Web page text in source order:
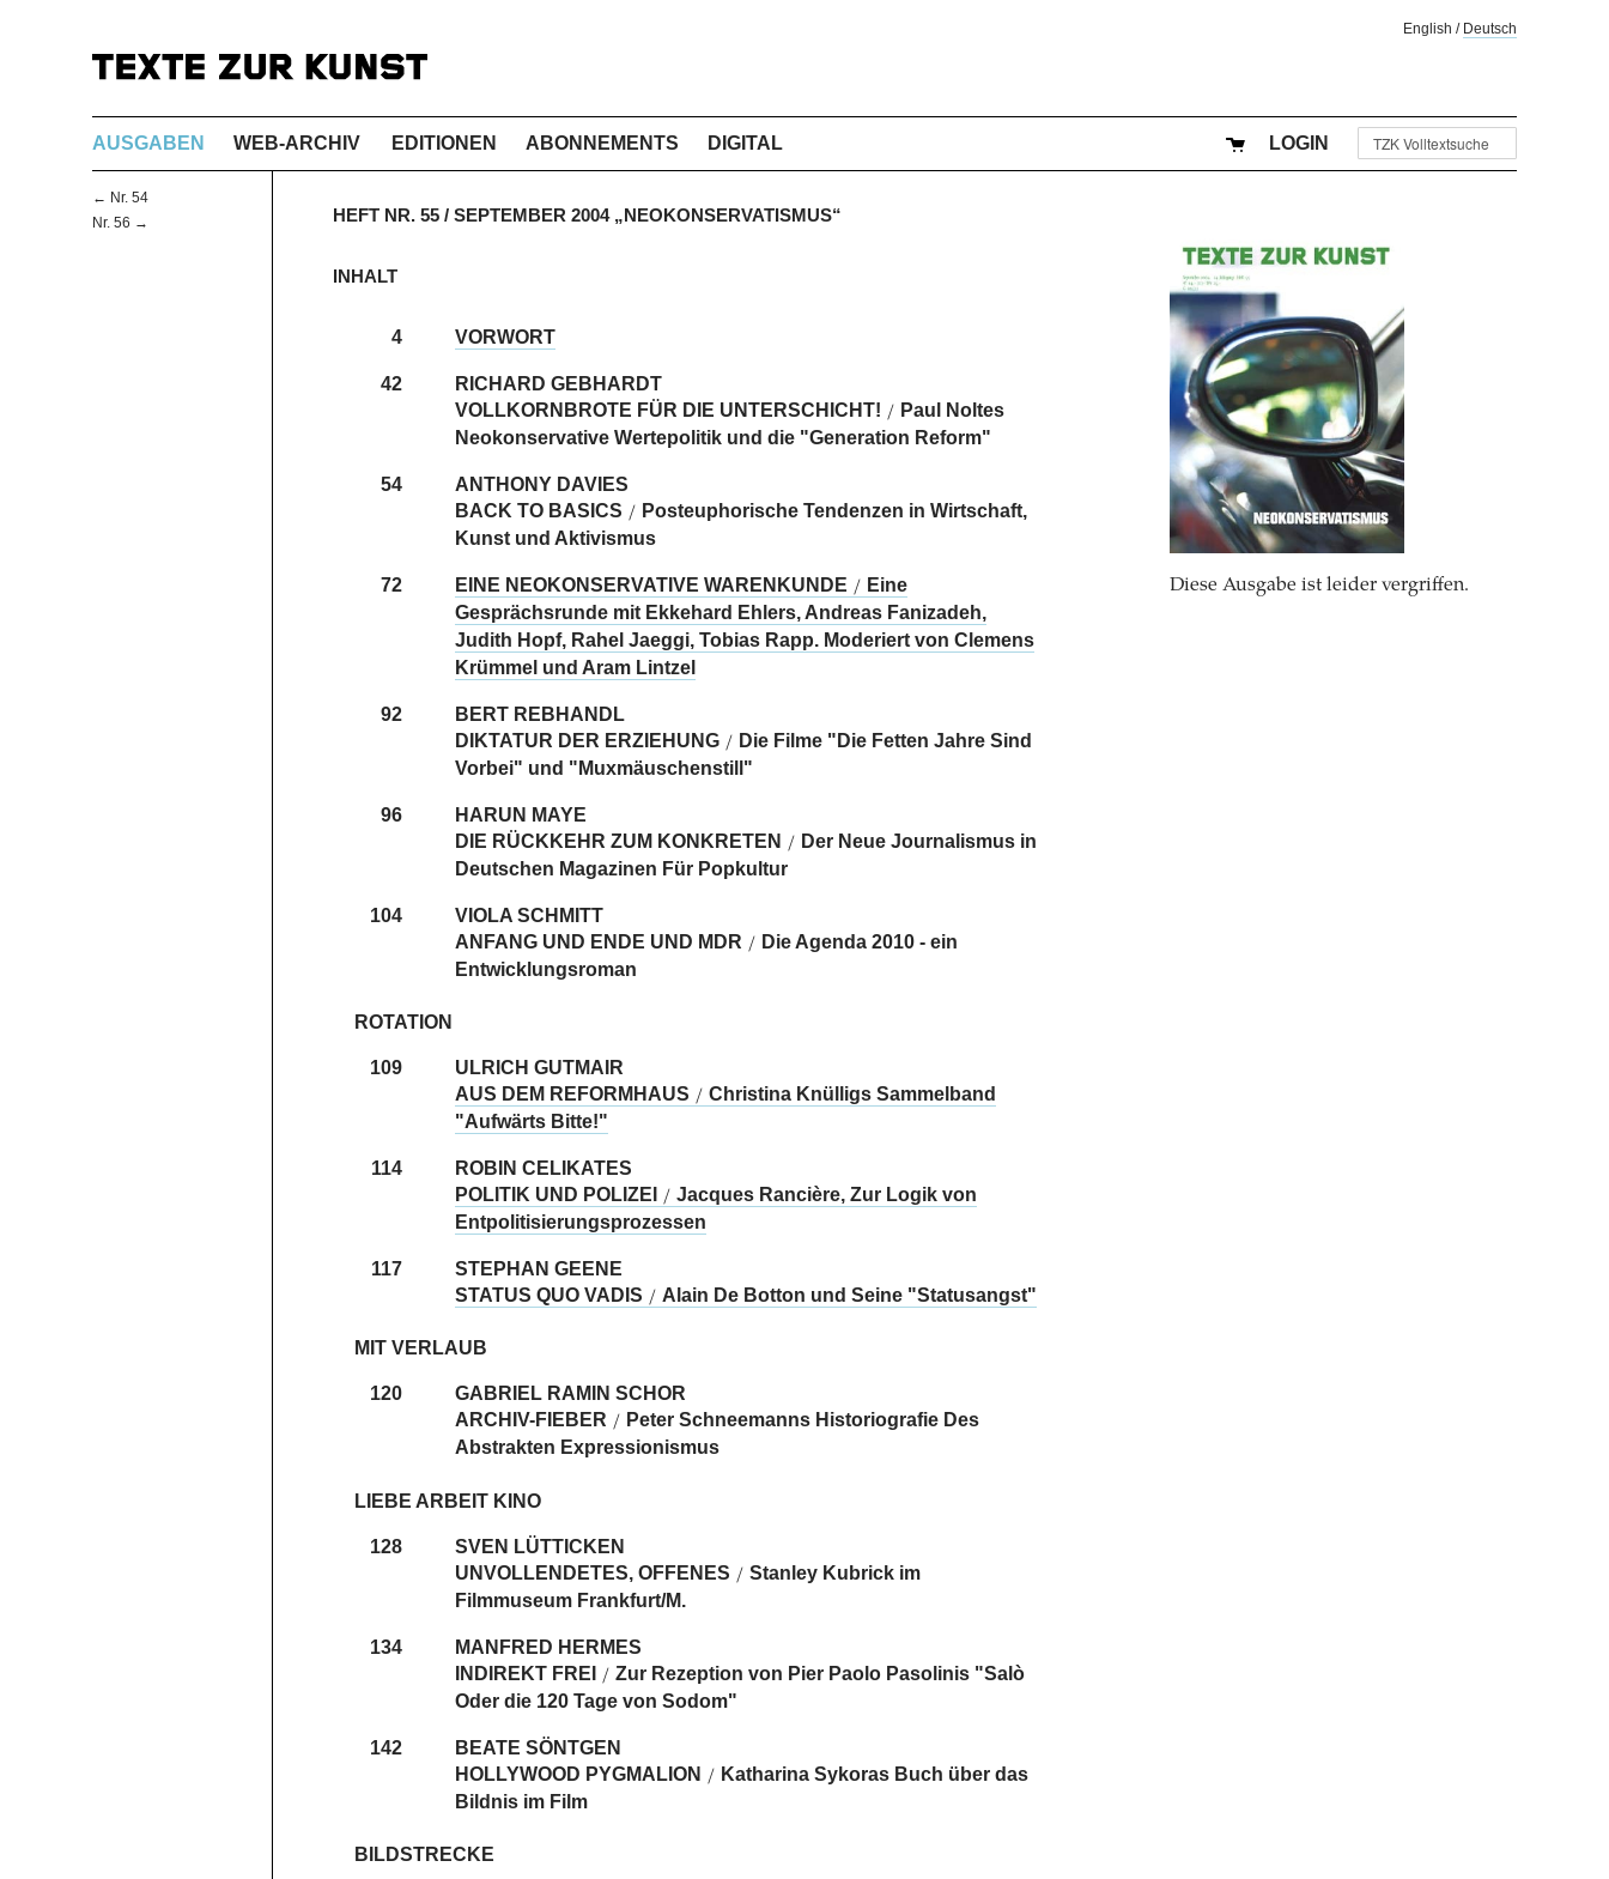
English / Deutsch
AUSGABEN WEB-ARCHIV EDITIONEN ABONNEMENTS DIGITAL LOGIN
← Nr. 54
Nr. 56 →
HEFT NR. 55 / SEPTEMBER 2004 „NEOKONSERVATISMUS“
INHALT
4 VORWORT
42
RICHARD GEBHARDT
VOLLKORNBROTE FÜR DIE UNTERSCHICHT! / Paul Noltes
Neokonservative Wertepolitik und die "Generation Reform"
54
ANTHONY DAVIES
BACK TO BASICS / Posteuphorische Tendenzen in Wirtschaft,
Kunst und Aktivismus
72 EINE NEOKONSERVATIVE WARENKUNDE / Eine
Gesprächsrunde mit Ekkehard Ehlers, Andreas Fanizadeh,
Judith Hopf, Rahel Jaeggi, Tobias Rapp. Moderiert von Clemens
Krümmel und Aram Lintzel
92
BERT REBHANDL
DIKTATUR DER ERZIEHUNG/ Die Filme "Die Fetten Jahre Sind
Vorbei" und "Muxmäuschenstill"
96
HARUN MAYE
DIE RÜCKKEHR ZUM KONKRETEN / Der Neue Journalismus in
Deutschen Magazinen Für Popkultur
104
VIOLA SCHMITT
ANFANG UND ENDE UND MDR / Die Agenda 2010 - ein
Entwicklungsroman
ROTATION
109
ULRICH GUTMAIR
AUS DEM REFORMHAUS / Christina Knülligs Sammelband
"Aufwärts Bitte!"
114
ROBIN CELIKATES
POLITIK UND POLIZEI
/ Jacques Rancière, Zur Logik von
Entpolitisierungsprozessen
117
STEPHAN GEENE
STATUS QUO VADIS / Alain De Botton und Seine "Statusangst"
MIT VERLAUB
120
GABRIEL RAMIN SCHOR
ARCHIV-FIEBER / Peter Schneemanns Historiografie Des
Abstrakten Expressionismus
LIEBE ARBEIT KINO
128
SVEN LÜTTICKEN
UNVOLLENDETES, OFFENES / Stanley Kubrick im
Filmmuseum Frankfurt/M.
134
MANFRED HERMES
INDIREKT FREI
/ Zur Rezeption von Pier Paolo Pasolinis "Salò
Oder die 120 Tage von Sodom"
142
BEATE SÖNTGEN
HOLLYWOOD PYGMALION / Katharina Sykoras Buch über das
Bildnis im Film
BILDSTRECKE
Diese Ausgabe ist leider vergriffen.